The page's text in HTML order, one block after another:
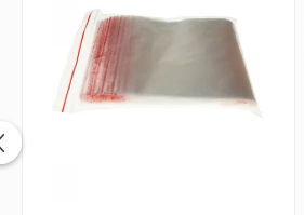
Casti cu cablu
Casti wireless
Gadgets smartphone
Huse smartphone
Incarcator auto